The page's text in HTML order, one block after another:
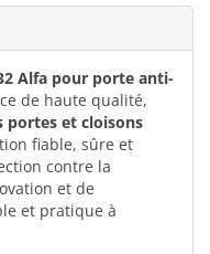
Alfa pour porte anti-
de haute qualité,
portes et cloisons
fiable, sûre et
contre la
et de
et pratique à